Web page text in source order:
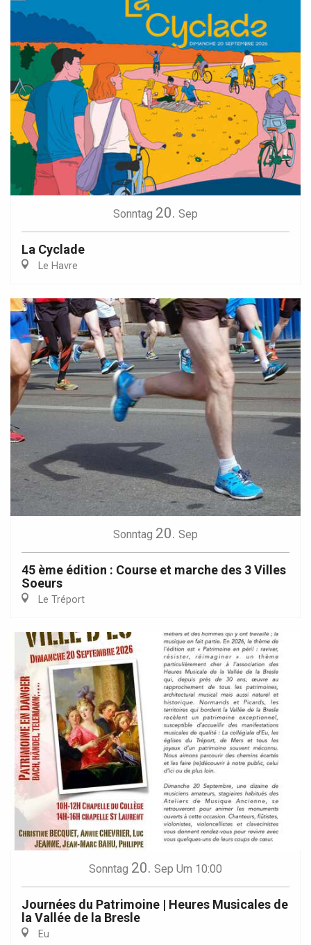
Sonntag 20. Sep
La Cyclade
Le Havre
Sonntag 20. Sep
45 ème édition : Course et marche des 3 Villes
Soeurs
Le Tréport
Sonntag 20. Sep Um 10:00
Journées du Patrimoine | Heures Musicales de
la Vallée de la Bresle
Eu